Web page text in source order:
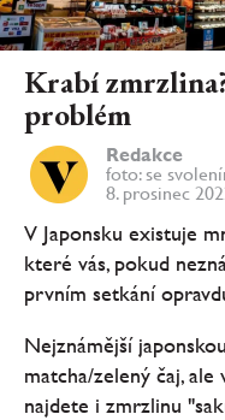
Krabí
problém
Redakce
foto: se
8. prosinec
V Japonsku existuje
které vás, pokud
prvním setkání
Nejznámější
matcha/zelený čaj,
najdete i zmrzlinu